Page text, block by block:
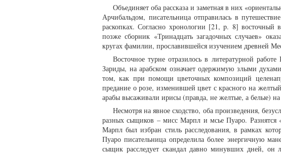
Объединяет оба рассказа и заметная в них
Арчибальдом, писательница отправилась в
раскопках. Согласно хронологии [21, p. 8]
позже сборник «Тринадцать загадочных случаев»
кругах фамилии, прославившейся изучением древней
Восточное турне отразилось в литературной
Зариды, на арабском означает одержимую злыми
том, как при помощи цветочных композиций
предание о розе, изменившей цвет с красного на
арабы высаживали ирисы (правда, не желтые, а белые)
Несмотря на явное сходство, оба произведения,
разных сыщиков – мисс Марпл и мсье Пуаро. Разнятся
Марпл был избран стиль расследования, в рамках
Пуаро писательница определила более энергичную
сыщик расследует скандал давно минувших дней, он